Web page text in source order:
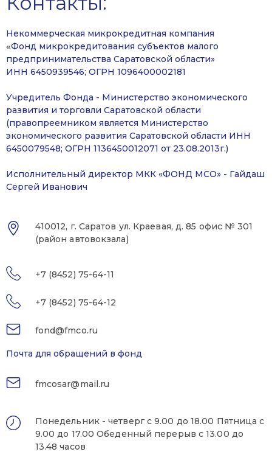
Некоммерческая микрокредитная компания
«Фонд микрокредитования субъектов малого
предпринимательства Саратовской области»
ИНН 6450939546; ОГРН 1096400002181
Учредитель Фонда - Министерство экономического
развития и торговли Саратовской области
(правопреемником является Министерство
экономического развития Саратовской области ИНН
6450079548; ОГРН 1136450012071 от 23.08.2013г.)
Исполнительный директор МКК «ФОНД МСО» - Гайдаш
Сергей Иванович
410012, г. Саратов ул. Краевая, д. 85 офис № 301
(район автовокзала)
+7 (8452) 75-64-11
+7 (8452) 75-64-12
fond@fmco.ru
Почта для обращений в фонд
fmcosar@mail.ru
Понедельник - четверг с 9.00 до 18.00 Пятница с
9.00 до 17.00 Обеденный перерыв с 13.00 до
13.48 часов